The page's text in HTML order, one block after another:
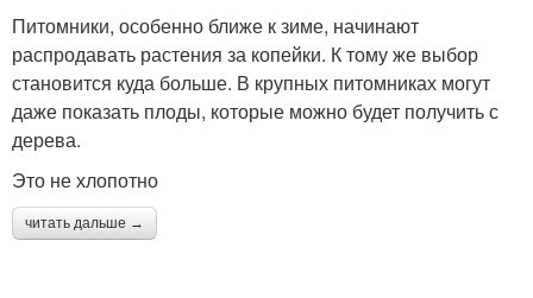
Питомники, особенно ближе к зиме, начинают
распродавать растения за копейки. К тому же выбор
становится куда больше. В крупных питомниках могут
даже показать плоды, которые можно будет получить с
дерева.
Это не хлопотно
читать дальше →